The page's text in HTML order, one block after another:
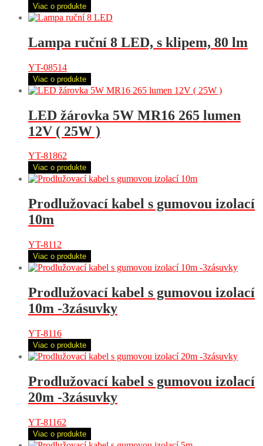
Viac o produkte
Lampa ruční 8 LED, s klipem, 80 lm
YT-08514
Viac o produkte
LED žárovka 5W MR16 265 lumen
12V ( 25W )
YT-81862
Viac o produkte
Prodlužovací kabel s gumovou izolací
10m
YT-8112
Viac o produkte
Prodlužovací kabel s gumovou izolací
10m -3zásuvky
YT-8116
Viac o produkte
Prodlužovací kabel s gumovou izolací
20m -3zásuvky
YT-81162
Viac o produkte